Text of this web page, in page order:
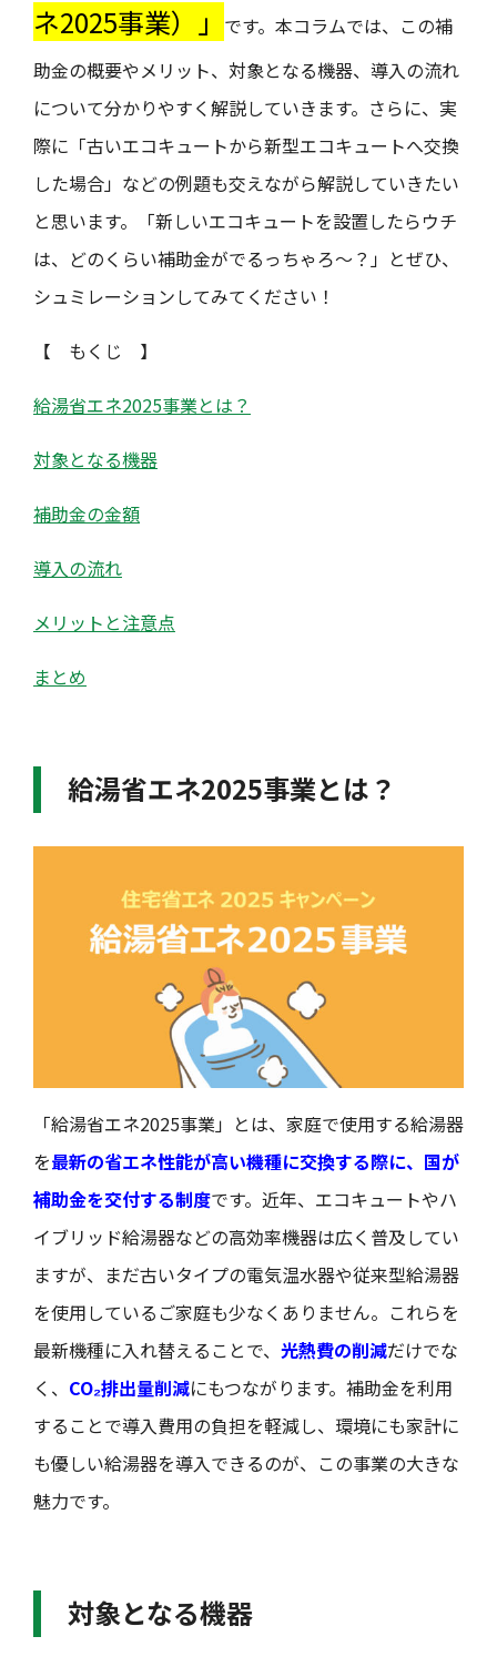
ネ2025事業）」
です。本コラムでは、この補
助金の概要やメリット、対象となる機器、導入の流れ
について分かりやすく解説していきます。さらに、実
際に「古いエコキュートから新型エコキュートへ交換
した場合」などの例題も交えながら解説していきたい
と思います。「新しいエコキュートを設置したらウチ
は、どのくらい補助金がでるっちゃろ～？」とぜひ、
シュミレーションしてみてください！
【 もくじ 】
給湯省エネ2025事業とは？
対象となる機器
補助金の金額
導入の流れ
メリットと注意点
まとめ
給湯省エネ2025事業とは？
「給湯省エネ2025事業」とは、家庭で使用する給湯器
を最新の省エネ性能が高い機種に交換する際に、国が
補助金を交付する制度です。近年、エコキュートやハ
イブリッド給湯器などの高効率機器は広く普及してい
ますが、まだ古いタイプの電気温水器や従来型給湯器
を使用しているご家庭も少なくありません。これらを
最新機種に入れ替えることで、 光熱費の削減だけでな
く、 CO₂排出量削減にもつながります。補助金を利用
することで導入費用の負担を軽減し、環境にも家計に
も優しい給湯器を導入できるのが、この事業の大きな
魅力です。
対象となる機器